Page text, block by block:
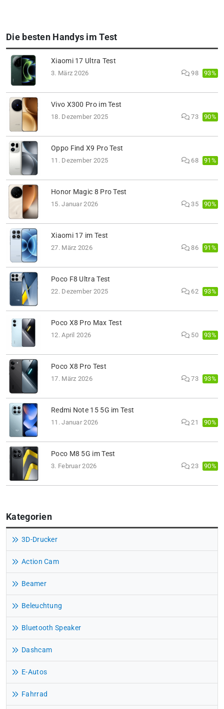
Die besten Handys im Test
Xiaomi 17 Ultra Test
3. März 2026 98 93%
Vivo X300 Pro im Test
18. Dezember 2025 73 90%
Oppo Find X9 Pro Test
11. Dezember 2025 68 91%
Honor Magic 8 Pro Test
15. Januar 2026 35 90%
Xiaomi 17 im Test
27. März 2026 86 91%
Poco F8 Ultra Test
22. Dezember 2025 62 93%
Poco X8 Pro Max Test
12. April 2026 50 93%
Poco X8 Pro Test
17. März 2026 73 93%
Redmi Note 15 5G im Test
11. Januar 2026 21 90%
Poco M8 5G im Test
3. Februar 2026 23 90%
Kategorien
3D-Drucker
Action Cam
Beamer
Beleuchtung
Bluetooth Speaker
Dashcam
E-Autos
Fahrrad